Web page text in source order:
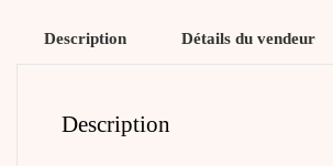
Description Détails du vendeur
Description